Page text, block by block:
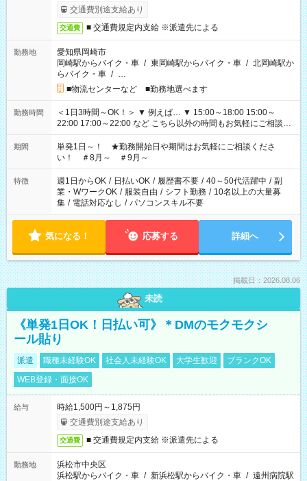
交通費別途支給あり
交通費 ■ 交通費規定内支給 ※派遣先による
勤務地
愛知県岡崎市
岡崎駅からバイク・車 / 東岡崎駅からバイク・車 / 北岡崎駅か
らバイク・車 / …
■物流センターなど ■勤務地選べます
勤務時間
＜1日3時間～OK！＞ ▼ 例えば… ▼ 15:00～18:00 15:00～
22:00 17:00～22:00 など こちら以外の時間もお気軽にご相談く
ださい！
期間
単発1日～！ ★勤務開始日や期間はお気軽にご相談くださ
い！ ＃8月～ ＃9月～
特徴 週1日からOK / 日払いOK / 履歴書不要 / 40～50代活躍中 / 副
業・WワークOK / 服装自由 / シフト勤務 / 10名以上の大量募
集 / 電話対応なし / パソコンスキル不要
気になる！ 応募する 詳細へ
掲載日：2026.08.06
未読
《単発1日OK！日払い可》＊DMのモクモクシ
ール貼り
派遣 職種未経験OK 社会人未経験OK 大学生歓迎
ブランクOK
WEB登録・面接OK
給与
時給1,500円～1,875円
交通費別途支給あり
交通費 ■ 交通費規定内支給 ※派遣先による
勤務地
浜松市中央区
浜松駅からバイク・車 / 新浜松駅からバイク・車 / 遠州病院駅